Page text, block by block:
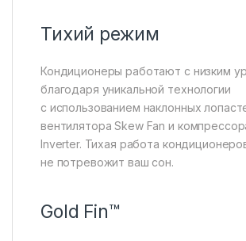
Тихий режим
Кондиционеры работают с низким
благодаря уникальной технологии
с использованием наклонных
вентилятора Skew Fan и
Inverter. Тихая работа
не потревожит ваш сон.
Gold Fin™